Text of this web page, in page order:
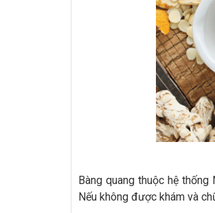
Bàng quang thuộc hệ
Nếu không được khám và